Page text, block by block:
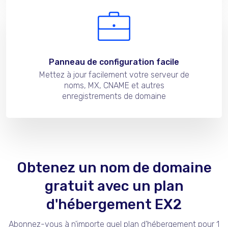
Panneau de configuration facile
Mettez à jour facilement votre serveur de
noms, MX, CNAME et autres
enregistrements de domaine
Obtenez un nom de domaine
gratuit avec un plan
d'hébergement EX2
Abonnez-vous à n'importe quel plan d'hébergement pour 1